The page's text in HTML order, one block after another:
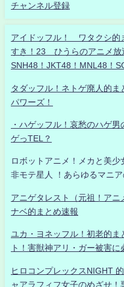
チャンネル登録
アイドッフル！ ワタクシ的
すき！23 ひうらのアニメ放
SNH48！JKT48！MNL48！
タダッフル！ネトゲ廃人的
パワーズ！
・ハゲッフル！哀愁のハゲ
ゲっTEL？
ロボットアニメ！メカと美少
非モテ星人 ！あらゆるマニ
アニゲタレスト（元祖！ア
ナベ的まとめ速報
ユカ・ヨネッフル！初老的ま
ト！害獣神アリ・ガー被害
ヒロコンプレックスNIGHT
ャアラフィフ女子のめざせ